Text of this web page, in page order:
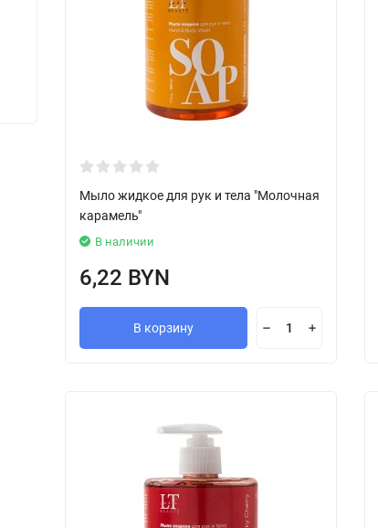
Мыло жидкое для рук и тела "Молочная
карамель"
В наличии
6,22 BYN
В корзину